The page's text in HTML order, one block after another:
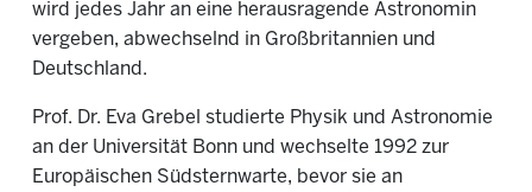
wird jedes Jahr an eine herausragende Astronomin
vergeben, abwechselnd in Großbritannien und
Deutschland.
Prof. Dr. Eva Grebel studierte Physik und Astronomie
an der Universität Bonn und wechselte 1992 zur
Europäischen Südsternwarte, bevor sie an